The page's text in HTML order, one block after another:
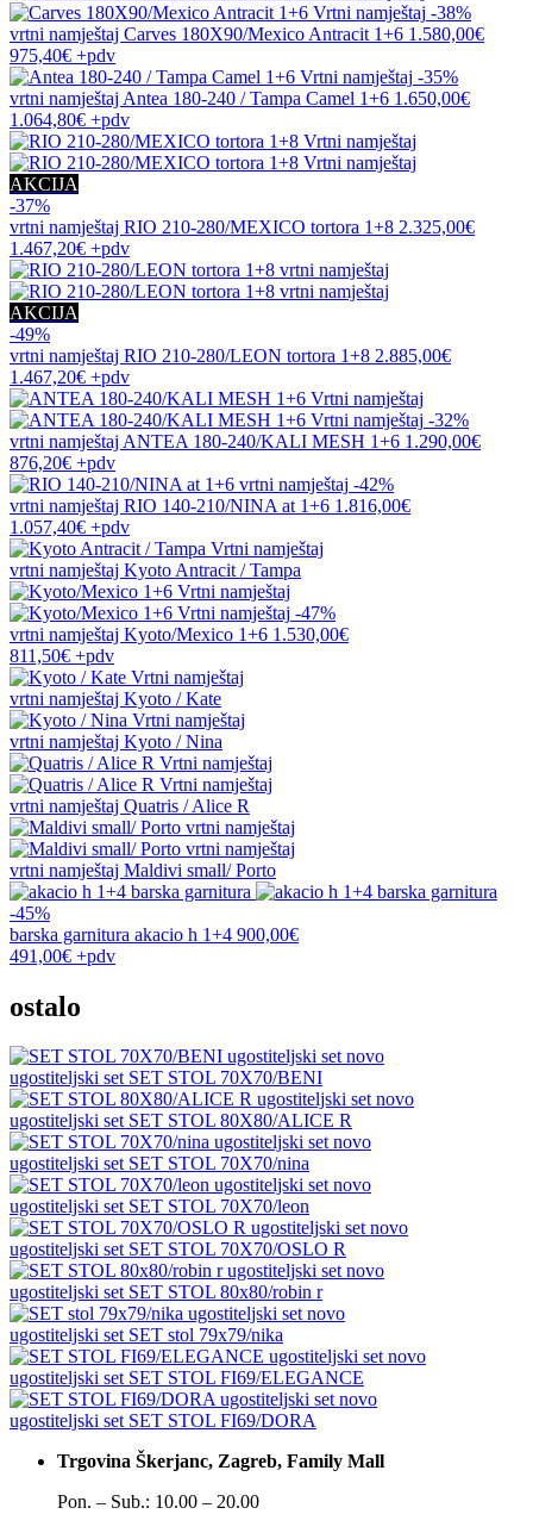
-38%
vrtni namještaj Carves 180X90/Mexico Antracit 1+6 1.580,00€
975,40€ +pdv
-35%
vrtni namještaj Antea 180-240 / Tampa Camel 1+6 1.650,00€
1.064,80€ +pdv
AKCIJA
-37%
vrtni namještaj RIO 210-280/MEXICO tortora 1+8 2.325,00€
1.467,20€ +pdv
AKCIJA
-49%
vrtni namještaj RIO 210-280/LEON tortora 1+8 2.885,00€
1.467,20€ +pdv
-32%
vrtni namještaj ANTEA 180-240/KALI MESH 1+6 1.290,00€
876,20€ +pdv
-42%
vrtni namještaj RIO 140-210/NINA at 1+6 1.816,00€
1.057,40€ +pdv
vrtni namještaj Kyoto Antracit / Tampa
-47%
vrtni namještaj Kyoto/Mexico 1+6 1.530,00€
811,50€ +pdv
vrtni namještaj Kyoto / Kate
vrtni namještaj Kyoto / Nina
vrtni namještaj Quatris / Alice R
vrtni namještaj Maldivi small/ Porto
-45%
barska garnitura akacio h 1+4 900,00€
491,00€ +pdv
ostalo
novo
ugostiteljski set SET STOL 70X70/BENI
novo
ugostiteljski set SET STOL 80X80/ALICE R
novo
ugostiteljski set SET STOL 70X70/nina
novo
ugostiteljski set SET STOL 70X70/leon
novo
ugostiteljski set SET STOL 70X70/OSLO R
novo
ugostiteljski set SET STOL 80x80/robin r
novo
ugostiteljski set SET stol 79x79/nika
novo
ugostiteljski set SET STOL FI69/ELEGANCE
novo
ugostiteljski set SET STOL FI69/DORA
Trgovina Škerjanc, Zagreb, Family Mall
Pon. – Sub.: 10.00 – 20.00